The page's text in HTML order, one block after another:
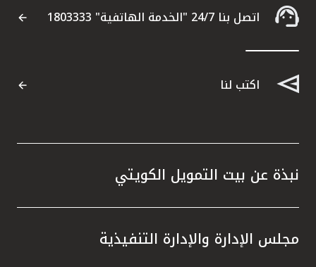
تركيا
المملكة المتحدة
مملكة البحرين
اتصل بنا 24/7 "الخدمة الهاتفية" 1803333
اكتب لنا
نبذة عن بيت التمويل الكويتي
مجلس الإدارة والإدارة التنفيذية